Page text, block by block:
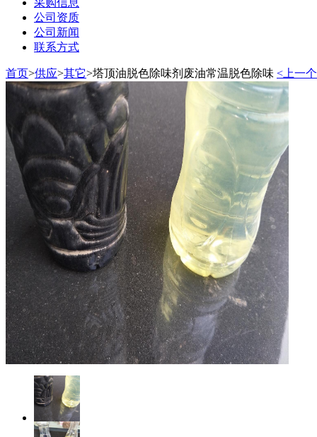
公司资质
公司新闻
联系方式
首页>供应>其它>塔顶油脱色除味剂废油常温脱色除味 <上一个